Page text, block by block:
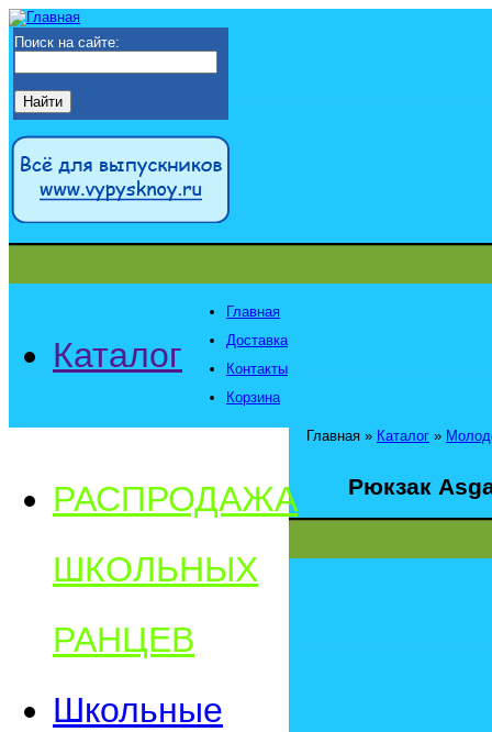
Поиск на сайте:
Каталог
Главная
Доставка
Контакты
Корзина
РАСПРОДАЖА
ШКОЛЬНЫХ
РАНЦЕВ
Школьные
Главная » Каталог »
Рюкзак